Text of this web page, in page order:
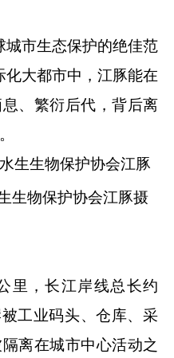
市生态保护的绝佳范
化大都市中，江豚能在
、繁衍后代，背后离
生生物保护协会江豚
，长江岸线总长约
工业码头、仓库、采
离在城市中心活动之